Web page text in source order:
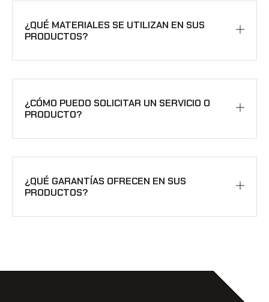
¿QUÉ MATERIALES SE UTILIZAN EN SUS
PRODUCTOS?
¿CÓMO PUEDO SOLICITAR UN SERVICIO O
PRODUCTO?
¿QUÉ GARANTÍAS OFRECEN EN SUS
PRODUCTOS?